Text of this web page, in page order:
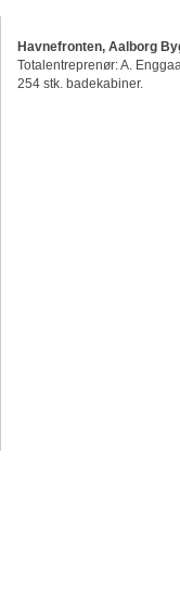
Havnefronten, Aalborg
Totalentreprenør: A.
254 stk. badekabiner.